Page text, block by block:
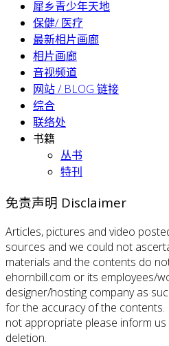
犀乡青少年天地
保健/ 医疗
最新相片画廊
相片画廊
音视频道
网站 / BLOG 链接
综合
联络处
书籍
丛书
特刊
免责声明 Disclaimer
Articles, pictures and video
sources and we could not
materials and the contents do
ehornbill.com or its employees/
designer/hosting company as
for the accuracy of the contents.
not appropriate please inform
deletion.